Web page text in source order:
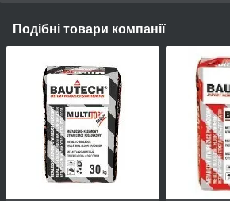
Подібні товари компанії